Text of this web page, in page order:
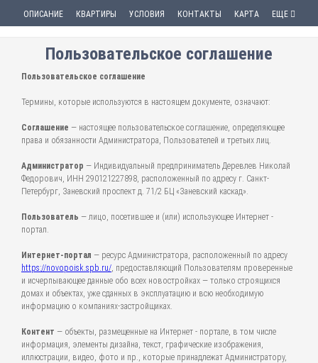
ОПИСАНИЕ КВАРТИРЫ УСЛОВИЯ КОНТАКТЫ КАРТА ЕЩЕ
Пользовательское соглашение
Пользовательское соглашение
Термины, которые используются в настоящем документе, означают:
Соглашение — настоящее пользовательское соглашение, определяющее
права и обязанности Администратора, Пользователей и третьих лиц.
Администратор — Индивидуальный предприниматель Деревлев Николай
Федорович, ИНН 290121227898, расположенный по адресу г. Санкт-
Петербург, Заневский проспект д. 71/2 БЦ «Заневский каскад».
Пользователь — лицо, посетившее и (или) использующее Интернет -
портал.
Интернет-портал — ресурс Администратора, расположенный по адресу
https://novopoisk.spb.ru/, предоставляющий Пользователям проверенные
и исчерпывающее данные обо всех новостройках — только строящихся
домах и объектах, уже сданных в эксплуатацию и всю необходимую
информацию о компаниях-застройщиках.
Контент — объекты, размещенные на Интернет - портале, в том числе
информация, элементы дизайна, текст, графические изображения,
иллюстрации, видео, фото и пр., которые принадлежат Администратору,